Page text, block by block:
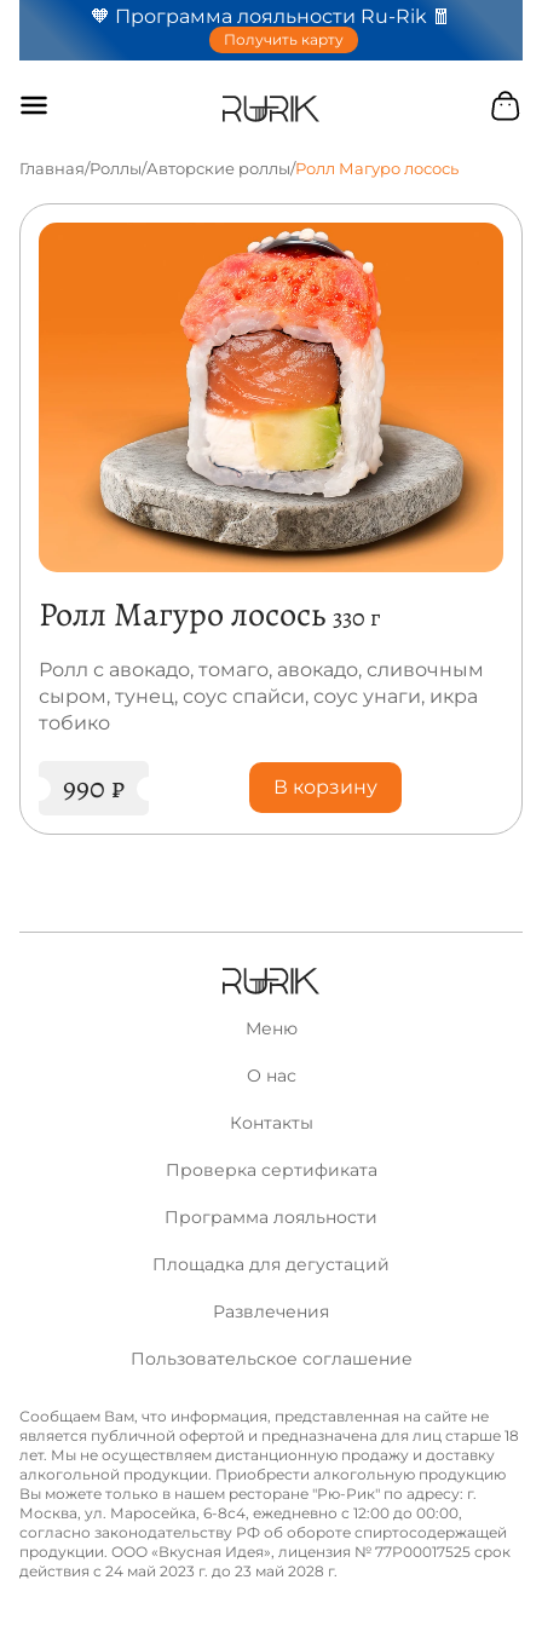
🧡 Программа лояльности Ru-Rik 🧧
Получить карту
Главная/Роллы/Авторские роллы/Ролл Магуро лосось
Ролл Магуро лосось 330 г
Ролл с авокадо, томаго, авокадо, сливочным
сыром, тунец, соус спайси, соус унаги, икра
тобико
990 ₽ В корзину
Меню
О нас
Контакты
Проверка сертификата
Программа лояльности
Площадка для дегустаций
Развлечения
Пользовательское соглашение
Сообщаем Вам, что информация, представленная на сайте не
является публичной офертой и предназначена для лиц старше 18
лет. Мы не осуществляем дистанционную продажу и доставку
алкогольной продукции. Приобрести алкогольную продукцию
Вы можете только в нашем ресторане "Рю-Рик" по адресу: г.
Москва, ул. Маросейка, 6-8с4, ежедневно с 12:00 до 00:00,
согласно законодательству РФ об обороте спиртосодержащей
продукции. ООО «Вкусная Идея», лицензия № 77P00017525 срок
действия с 24 май 2023 г. до 23 май 2028 г.